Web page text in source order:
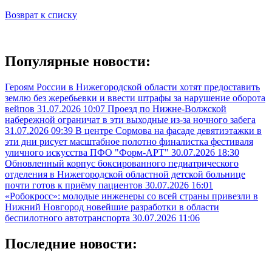
Возврат к списку
Популярные новости:
Героям России в Нижегородской области хотят предоставить
землю без жеребьевки и ввести штрафы за нарушение оборота
вейпов 31.07.2026 10:07 Проезд по Нижне-Волжской
набережной ограничат в эти выходные из-за ночного забега
31.07.2026 09:39 В центре Сормова на фасаде девятиэтажки в
эти дни рисует масштабное полотно финалистка фестиваля
уличного искусства ПФО "Форм-АРТ" 30.07.2026 18:30
Обновленный корпус боксированного педиатрического
отделения в Нижегородской областной детской больнице
почти готов к приёму пациентов 30.07.2026 16:01
«Робокросс»: молодые инженеры со всей страны привезли в
Нижний Новгород новейшие разработки в области
беспилотного автотранспорта 30.07.2026 11:06
Последние новости: